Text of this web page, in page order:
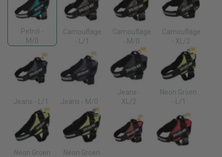
Petrol -
M/0
Camouflage
- L/1
Camouflage
- M/0
Camouflage
- XL/2
Jeans - L/1 Jeans - M/0
Jeans -
XL/2
Neon Groen
- L/1
Neon Groen
Neon Groen